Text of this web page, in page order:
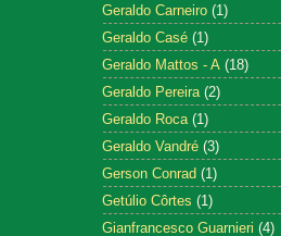
Geraldo Carneiro (1)
Geraldo Casé (1)
Geraldo Mattos - A (18)
Geraldo Pereira (2)
Geraldo Roca (1)
Geraldo Vandré (3)
Gerson Conrad (1)
Getúlio Côrtes (1)
Gianfrancesco Guarnieri (4)